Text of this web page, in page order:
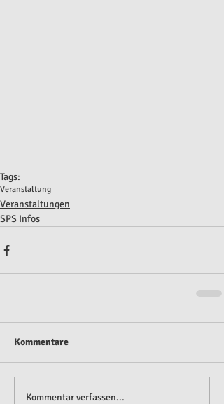
Tags:
Veranstaltung
Veranstaltungen
SPS Infos
Kommentare
Kommentar verfassen...